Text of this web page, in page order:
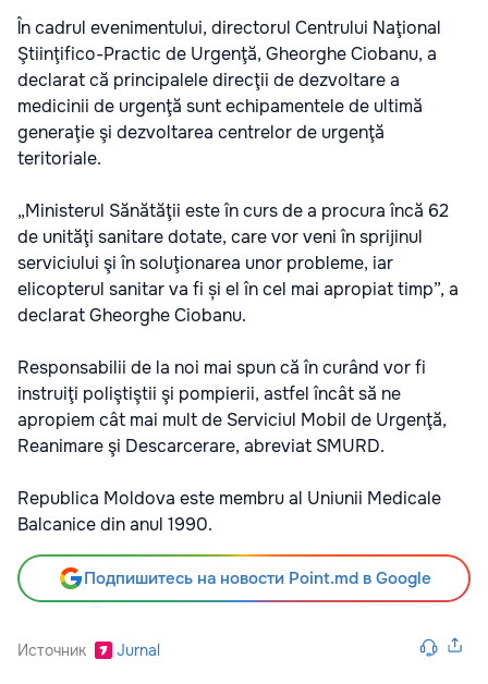
În cadrul evenimentului, directorul Centrului Naţional
Ştiinţifico-Practic de Urgenţă, Gheorghe Ciobanu, a
declarat că principalele direcţii de dezvoltare a
medicinii de urgenţă sunt echipamentele de ultimă
generaţie şi dezvoltarea centrelor de urgenţă
teritoriale.
„Ministerul Sănătăţii este în curs de a procura încă 62
de unităţi sanitare dotate, care vor veni în sprijinul
serviciului şi în soluţionarea unor probleme, iar
elicopterul sanitar va fi și el în cel mai apropiat timp”, a
declarat Gheorghe Ciobanu.
Responsabilii de la noi mai spun că în curând vor fi
instruiţi poliştiştii şi pompierii, astfel încât să ne
apropiem cât mai mult de Serviciul Mobil de Urgenţă,
Reanimare şi Descarcerare, abreviat SMURD.
Republica Moldova este membru al Uniunii Medicale
Balcanice din anul 1990.
Подпишитесь на новости Point.md в Google
Источник Jurnal